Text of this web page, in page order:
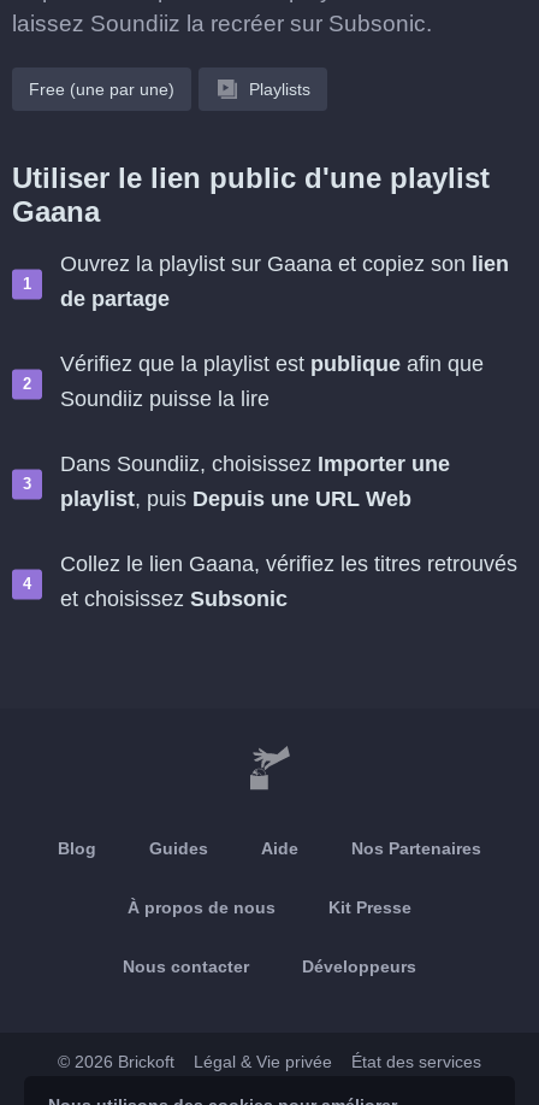
laissez Soundiiz la recréer sur Subsonic.
Free (une par une) Playlists
Utiliser le lien public d'une playlist
Gaana
Ouvrez la playlist sur Gaana et copiez son lien
de partage
Vérifiez que la playlist est publique afin que
Soundiiz puisse la lire
Dans Soundiiz, choisissez Importer une
playlist, puis Depuis une URL Web
Collez le lien Gaana, vérifiez les titres retrouvés
et choisissez Subsonic
Blog Guides Aide Nos Partenaires
À propos de nous Kit Presse
Nous contacter Développeurs
© 2026 Brickoft Légal & Vie privée État des services